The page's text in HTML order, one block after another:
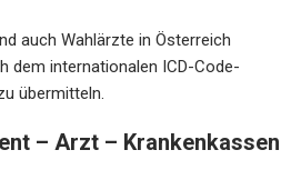
auch Wahlärzte in Österreich
dem internationalen ICD-Code-
übermitteln.
– Arzt – Krankenkassen